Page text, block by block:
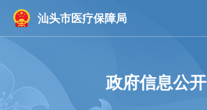
汕头市医疗保障局
政府信息公开